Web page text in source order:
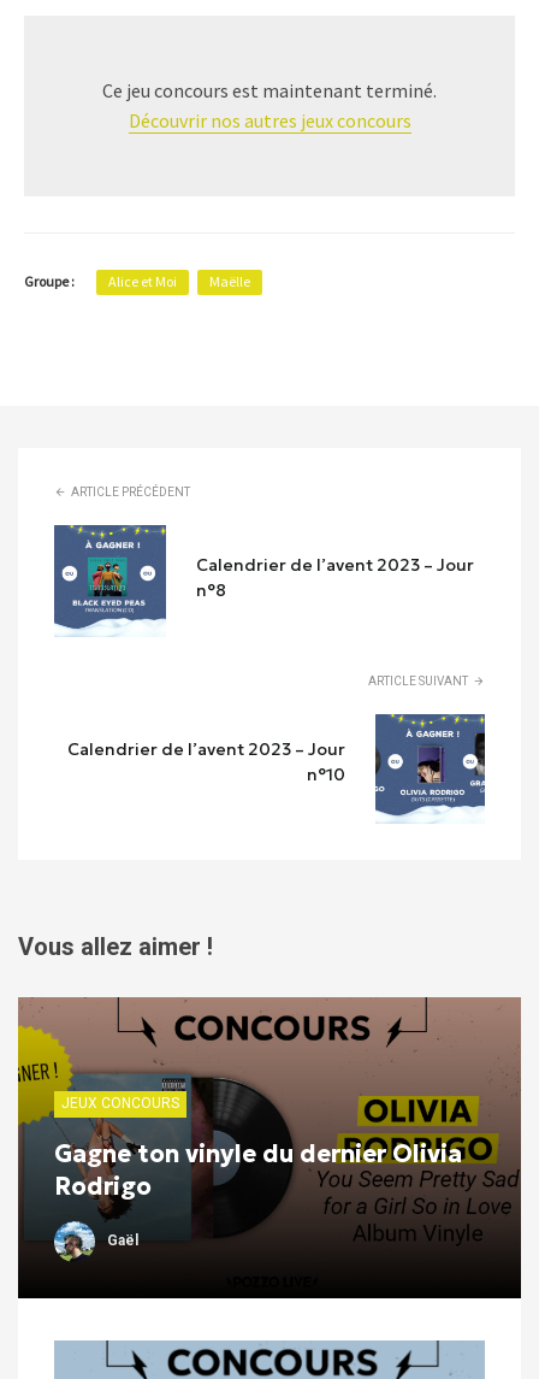
Ce jeu concours est maintenant terminé.
Découvrir nos autres jeux concours
Groupe : Alice et Moi Maëlle
ARTICLE PRÉCÉDENT
Calendrier de l’avent 2023 – Jour
n°8
ARTICLE SUIVANT
Calendrier de l’avent 2023 – Jour
n°10
Vous allez aimer !
JEUX CONCOURS
Gagne ton vinyle du dernier Olivia
Rodrigo
Gaël